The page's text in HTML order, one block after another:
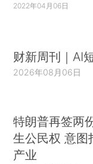
2022年04月06日
财新周刊｜AI
2026年08月06日
特朗普再签两
生公民权 意图
产业